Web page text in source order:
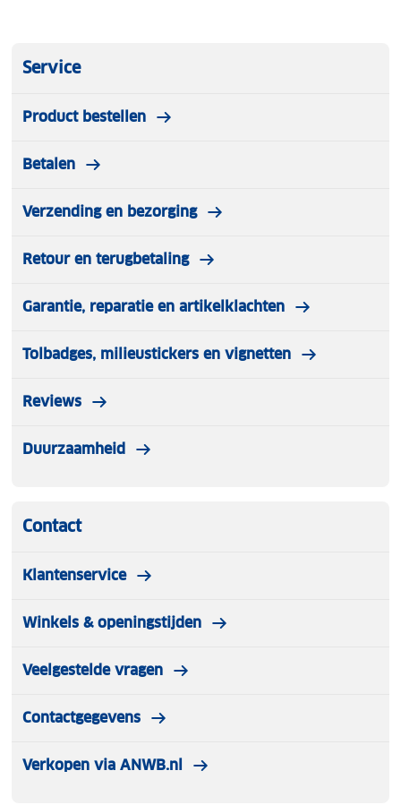
Service
Product bestellen
Betalen
Verzending en bezorging
Retour en terugbetaling
Garantie, reparatie en artikelklachten
Tolbadges, milieustickers en vignetten
Reviews
Duurzaamheid
Contact
Klantenservice
Winkels & openingstijden
Veelgestelde vragen
Contactgegevens
Verkopen via ANWB.nl